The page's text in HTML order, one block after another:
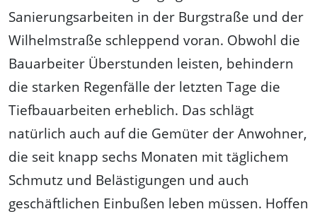
Sanierungsarbeiten in der Burgstraße und der
Wilhelmstraße schleppend voran. Obwohl die
Bauarbeiter Überstunden leisten, behindern
die starken Regenfälle der letzten Tage die
Tiefbauarbeiten erheblich. Das schlägt
natürlich auch auf die Gemüter der Anwohner,
die seit knapp sechs Monaten mit täglichem
Schmutz und Belästigungen und auch
geschäftlichen Einbußen leben müssen. Hoffen